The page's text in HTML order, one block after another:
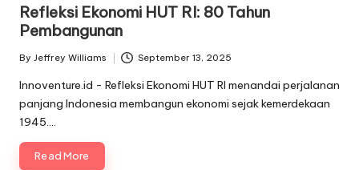
Refleksi Ekonomi HUT RI: 80 Tahun
Pembangunan
Posted
by
By Jeffrey Williams September 13, 2025
Innoventure.id - Refleksi Ekonomi HUT RI menandai perjalanan
panjang Indonesia membangun ekonomi sejak kemerdekaan
1945.…
Read More